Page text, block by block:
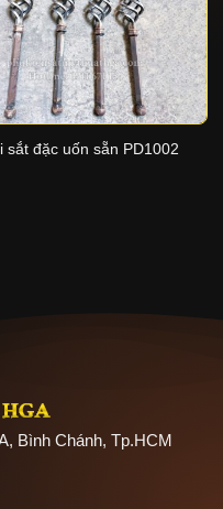
sắt đặc uốn sẵn PD1002
Bình Chánh, Tp.HCM